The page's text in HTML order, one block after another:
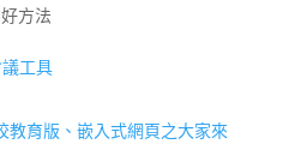
方法
工具
教育版、嵌入式網頁之大家來